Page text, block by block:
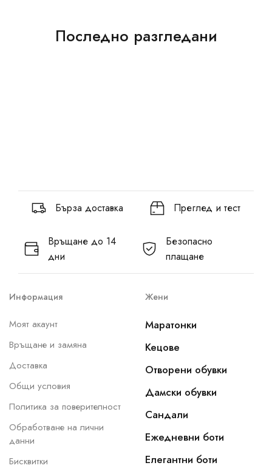
Последно разгледани
Бърза доставка Преглед и тест
Връщане до 14
дни
Безопасно
плащане
Информация
Моят акаунт
Връщане и замяна
Доставка
Общи условия
Политика за поверителност
Обработване на лични
данни
Бисквитки
Жени
Маратонки
Кецове
Отворени обувки
Дамски обувки
Сандали
Ежедневни боти
Елегантни боти